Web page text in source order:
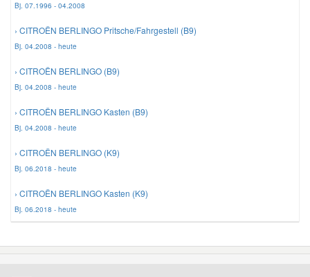
Bj. 07.1996 - 04.2008
› CITROËN BERLINGO Pritsche/Fahrgestell (B9)
Bj. 04.2008 - heute
› CITROËN BERLINGO (B9)
Bj. 04.2008 - heute
› CITROËN BERLINGO Kasten (B9)
Bj. 04.2008 - heute
› CITROËN BERLINGO (K9)
Bj. 06.2018 - heute
› CITROËN BERLINGO Kasten (K9)
Bj. 06.2018 - heute
Jeep Ersatzteile
Kia Ersatzteile
Lancia Ersatzteile
Mazda Ersatzteile
Mercedes Ersatzteile